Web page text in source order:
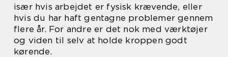
især hvis arbejdet er fysisk krævende, eller
hvis du har haft gentagne problemer gennem
flere år. For andre er det nok med værktøjer
og viden til selv at holde kroppen godt
kørende.